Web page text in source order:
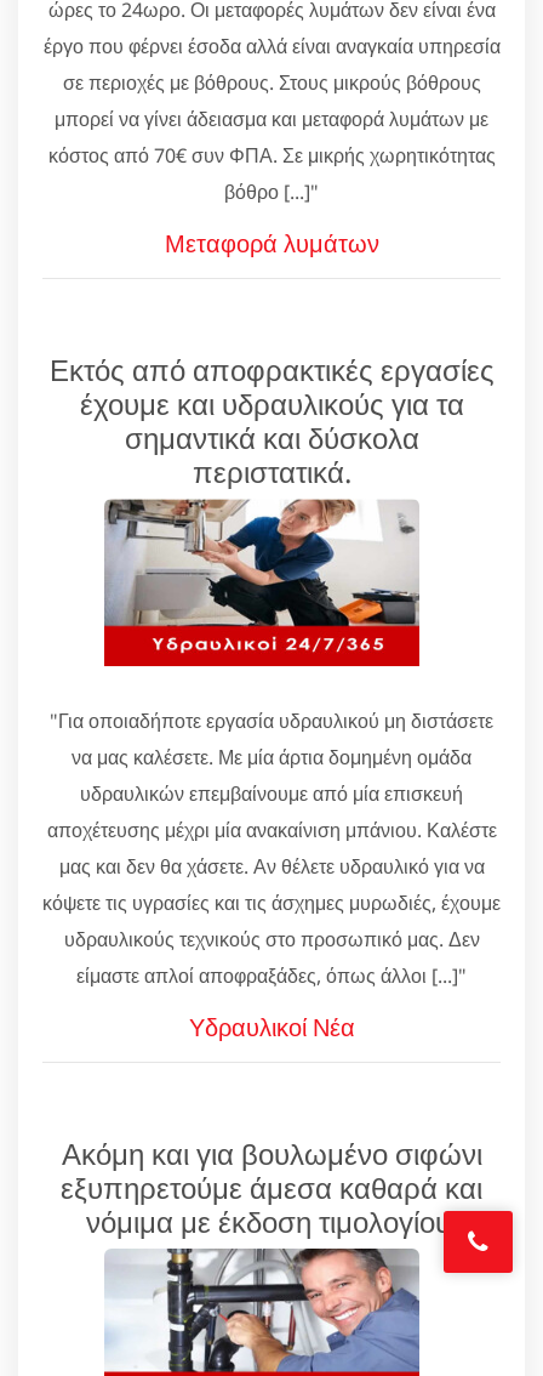
ώρες το 24ωρο. Οι μεταφορές λυμάτων δεν είναι ένα
έργο που φέρνει έσοδα αλλά είναι αναγκαία υπηρεσία
σε περιοχές με βόθρους. Στους μικρούς βόθρους
μπορεί να γίνει άδειασμα και μεταφορά λυμάτων με
κόστος από 70€ συν ΦΠΑ. Σε μικρής χωρητικότητας
βόθρο [...]"
Μεταφορά λυμάτων
Εκτός από αποφρακτικές εργασίες
έχουμε και υδραυλικούς για τα
σημαντικά και δύσκολα
περιστατικά.
"Για οποιαδήποτε εργασία υδραυλικού μη διστάσετε
να μας καλέσετε. Με μία άρτια δομημένη ομάδα
υδραυλικών επεμβαίνουμε από μία επισκευή
αποχέτευσης μέχρι μία ανακαίνιση μπάνιου. Καλέστε
μας και δεν θα χάσετε. Αν θέλετε υδραυλικό για να
κόψετε τις υγρασίες και τις άσχημες μυρωδιές, έχουμε
υδραυλικούς τεχνικούς στο προσωπικό μας. Δεν
είμαστε απλοί αποφραξάδες, όπως άλλοι [...]"
Υδραυλικοί Νέα
Ακόμη και για βουλωμένο σιφώνι
εξυπηρετούμε άμεσα καθαρά και
νόμιμα με έκδοση τιμολογίου!